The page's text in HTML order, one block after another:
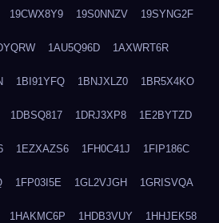
19CWX8Y9 19S0NNZV 19SYNG2F
1AU5Q96D 1AXWRT6R
1BI91YFQ 1BNJXLZ0 1BR5X4KO
1DBSQ817 1DRJ3XP8 1E2BYTZD
1EZXAZS6 1FH0C41J 1FIP186C
1FP03I5E 1GL2VJGH 1GRISVQA
1HAKMC6P 1HDB3VUY 1HHJEK58